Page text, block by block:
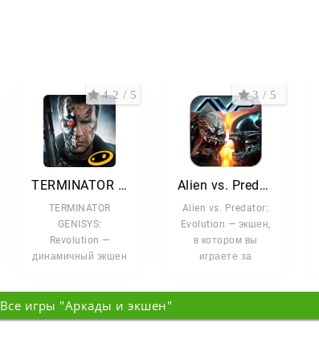
TERMINATOR GENISYS: GUARDIAN
TERMINATOR
GENISYS:
Revolution —
динамичный экшен
фильму
4.2 / 5
Alien vs. Predator: Evolution
Alien vs. Predator:
Evolution — экшен,
в котором вы
играете за
3 / 5
Все игры "Аркады и экшен"